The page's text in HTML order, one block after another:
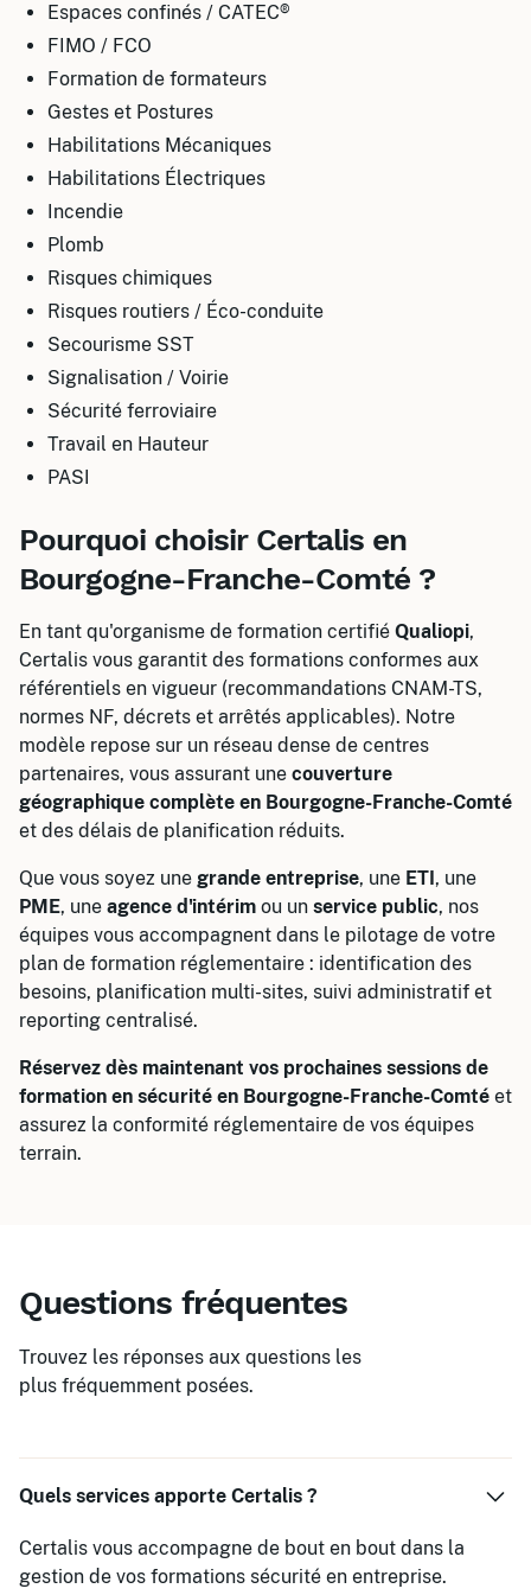
Espaces confinés / CATEC®
FIMO / FCO
Formation de formateurs
Gestes et Postures
Habilitations Mécaniques
Habilitations Électriques
Incendie
Plomb
Risques chimiques
Risques routiers / Éco-conduite
Secourisme SST
Signalisation / Voirie
Sécurité ferroviaire
Travail en Hauteur
PASI
Pourquoi choisir Certalis en
Bourgogne-Franche-Comté ?
En tant qu'organisme de formation certifié Qualiopi,
Certalis vous garantit des formations conformes aux
référentiels en vigueur (recommandations CNAM-TS,
normes NF, décrets et arrêtés applicables). Notre
modèle repose sur un réseau dense de centres
partenaires, vous assurant une couverture
géographique complète en Bourgogne-Franche-Comté
et des délais de planification réduits.
Que vous soyez une grande entreprise, une ETI , une
PME, une agence d'intérim ou un service public, nos
équipes vous accompagnent dans le pilotage de votre
plan de formation réglementaire : identification des
besoins, planification multi-sites, suivi administratif et
reporting centralisé.
Réservez dès maintenant vos prochaines sessions de
formation en sécurité en Bourgogne-Franche-Comté et
assurez la conformité réglementaire de vos équipes
terrain.
Questions fréquentes
Trouvez les réponses aux questions les
plus fréquemment posées.
Quels services apporte Certalis ?
Certalis vous accompagne de bout en bout dans la
gestion de vos formations sécurité en entreprise.